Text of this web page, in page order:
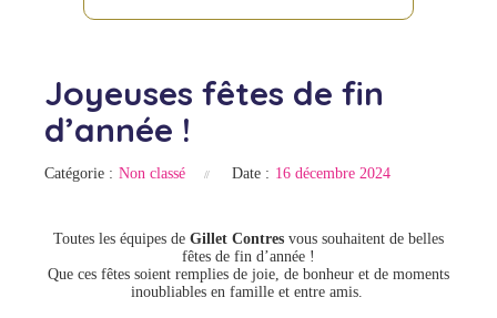
Joyeuses fêtes de fin
d’année !
Catégorie : Non classé Date : 16 décembre 2024
Toutes les équipes de Gillet Contres vous souhaitent de belles
fêtes de fin d’année !
Que ces fêtes soient remplies de joie, de bonheur et de moments
inoubliables en famille et entre amis.